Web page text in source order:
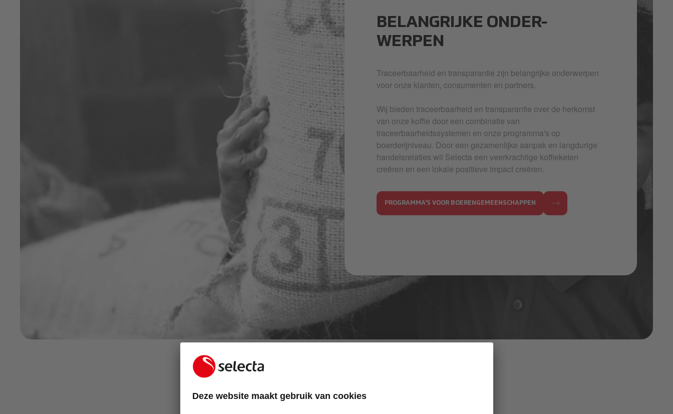
BELANGRIJKE ONDER-
WERPEN
Traceerbaarheid en transparantie zijn belangrijke onderwerpen
voor onze klanten, consumenten en partners.
Wij bieden traceerbaarheid en transparantie over de herkomst
van onze koffie door een combinatie van
traceerbaarheidssystemen en onze programma's op
boerderijniveau. Door een gezamenlijke aanpak en langdurige
handelsrelaties wil Selecta een veerkrachtige koffieketen
creëren en een lokale positieve impact creëren.
PROGRAMMA'S VOOR BOERENGEMEENSCHAPPEN